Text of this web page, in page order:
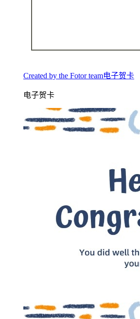
Created by the Fotor team电子贺卡
电子贺卡